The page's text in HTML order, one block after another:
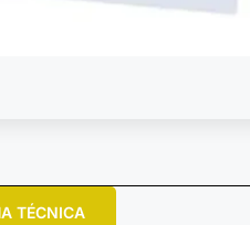
TÉCNICA